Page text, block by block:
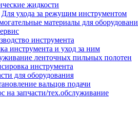
жидкости
Для ухода за режущим инструментом
материалы для
инструмента
инструмента и уход за ним
ленточных пильных полотен
инструмента
для оборудования
вальцов подачи
на запчасти/тех.обслуживание